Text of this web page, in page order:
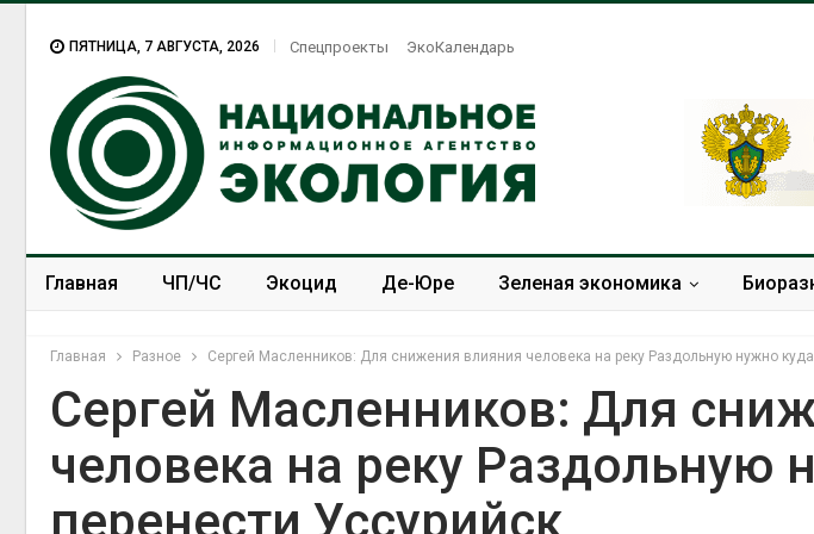
ПЯТНИЦА, 7 АВГУСТА, 2026 Спецпроекты ЭкоКалендарь
Главная ЧП/ЧС Экоцид Де-Юре Зеленая экономика
Главная Разное Сергей Масленников: Для снижения влияния человека на реку Раздольную нужно
Сергей Масленников: Для
человека на реку Раздольную
перенести Уссурийск
Дождевая вода с крыш
может помочь городам